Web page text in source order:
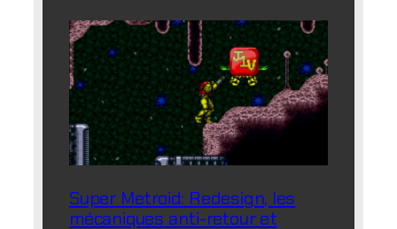
Super Metroid: Redesign, les
mécaniques anti-retour et